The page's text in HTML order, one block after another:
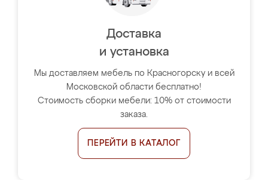
Доставка
и установка
Мы доставляем мебель по Красногорску и всей
Московской области бесплатно!
Стоимость сборки мебели: 10% от стоимости
заказа.
ПЕРЕЙТИ В КАТАЛОГ